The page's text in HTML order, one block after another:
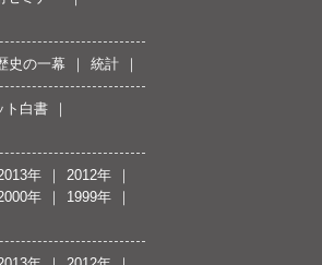
史の一幕 統計
ト白書
年
2012年
年 1999年